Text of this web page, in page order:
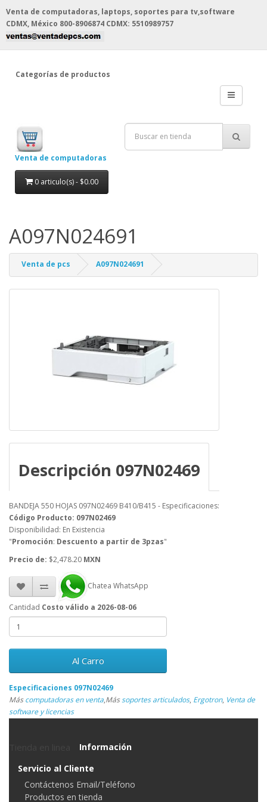
Venta de computadoras, laptops, soportes para tv,software
CDMX, México 800-8906874 CDMX: 5510989757
Categorías de productos
Venta de computadoras
0 articulo(s) - $0.00
A097N024691
Venta de pcs A097N024691
Descripción 097N02469
BANDEJA 550 HOJAS 097N02469 B410/B415 - Especificaciones:
Código Producto: 097N02469
Disponibilidad: En Existencia
"Promoción: Descuento a partir de 3pzas"
Precio de: $2,478.20 MXN
Chatea WhatsApp
Cantidad Costo válido a 2026-08-06
Al Carro
Especificaciones 097N02469
Máscomputadoras en venta,Mássoportes articulados, Ergotron, Venta de
software y licencias
Información
Servicio al Cliente
Contáctenos Email/Teléfono
Productos en tienda